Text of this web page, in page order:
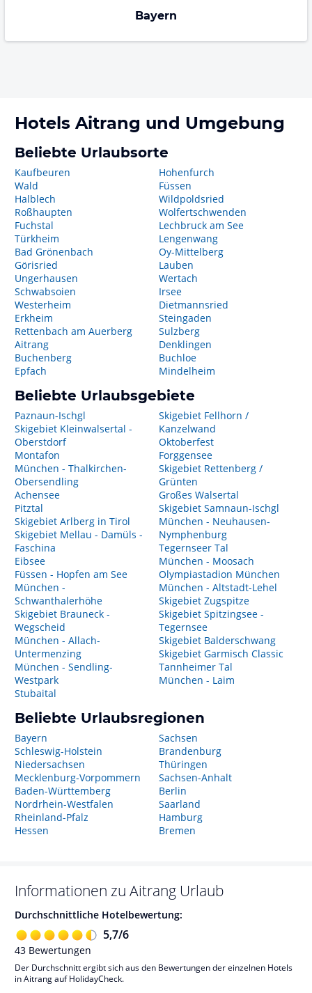
Bayern
Hotels Aitrang und Umgebung
Beliebte Urlaubsorte
Kaufbeuren
Wald
Halblech
Roßhaupten
Fuchstal
Türkheim
Bad Grönenbach
Görisried
Ungerhausen
Schwabsoien
Westerheim
Erkheim
Rettenbach am Auerberg
Aitrang
Buchenberg
Epfach
Hohenfurch
Füssen
Wildpoldsried
Wolfertschwenden
Lechbruck am See
Lengenwang
Oy-Mittelberg
Lauben
Wertach
Irsee
Dietmannsried
Steingaden
Sulzberg
Denklingen
Buchloe
Mindelheim
Beliebte Urlaubsgebiete
Paznaun-Ischgl
Skigebiet Kleinwalsertal -
Oberstdorf
Montafon
München - Thalkirchen-
Obersendling
Achensee
Pitztal
Skigebiet Arlberg in Tirol
Skigebiet Mellau - Damüls -
Faschina
Eibsee
Füssen - Hopfen am See
München -
Schwanthalerhöhe
Skigebiet Brauneck -
Wegscheid
München - Allach-
Untermenzing
München - Sendling-
Westpark
Stubaital
Skigebiet Fellhorn /
Kanzelwand
Oktoberfest
Forggensee
Skigebiet Rettenberg /
Grünten
Großes Walsertal
Skigebiet Samnaun-Ischgl
München - Neuhausen-
Nymphenburg
Tegernseer Tal
München - Moosach
Olympiastadion München
München - Altstadt-Lehel
Skigebiet Zugspitze
Skigebiet Spitzingsee -
Tegernsee
Skigebiet Balderschwang
Skigebiet Garmisch Classic
Tannheimer Tal
München - Laim
Beliebte Urlaubsregionen
Bayern
Schleswig-Holstein
Niedersachsen
Mecklenburg-Vorpommern
Baden-Württemberg
Nordrhein-Westfalen
Rheinland-Pfalz
Hessen
Sachsen
Brandenburg
Thüringen
Sachsen-Anhalt
Berlin
Saarland
Hamburg
Bremen
Informationen zu Aitrang Urlaub
Durchschnittliche Hotelbewertung:
5,7/6
43 Bewertungen
Der Durchschnitt ergibt sich aus den Bewertungen der einzelnen Hotels
in Aitrang auf HolidayCheck.